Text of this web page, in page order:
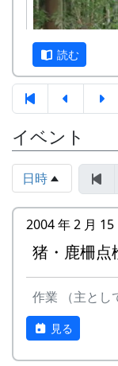
この後、山林
けをして、害
なる。
今日は班分け
ることになっ
箇所から、西
秋の宮普請で
林整備作業を
写真は、枯れ
りかかってい
しかし、この
になっていた
で持ち上げて
も軽微で、五
読む
イベント
日時
2004 年 2 月 15
猪・鹿柵点
作業 （主とし
見る